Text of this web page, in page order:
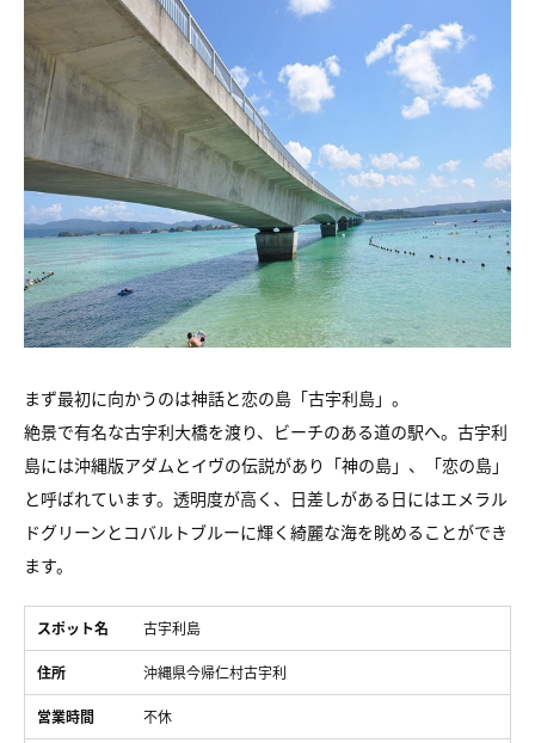
まず最初に向かうのは神話と恋の島「古宇利島」。
絶景で有名な古宇利大橋を渡り、ビーチのある道の駅へ。古宇利
島には沖縄版アダムとイヴの伝説があり「神の島」、「恋の島」
と呼ばれています。透明度が高く、日差しがある日にはエメラル
ドグリーンとコバルトブルーに輝く綺麗な海を眺めることができ
ます。
スポット名 古宇利島
住所 沖縄県今帰仁村古宇利
営業時間 不休